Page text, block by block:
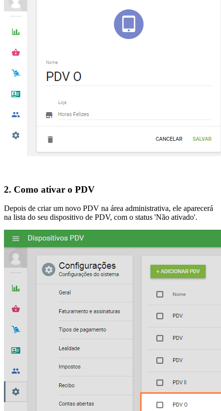
2. Como ativar o PDV
Depois de criar um novo PDV na área administrativa, ele aparecerá
na lista do seu dispositivo de PDV, com o status 'Não ativado'.